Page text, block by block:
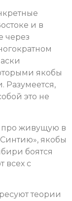
и в
через
якобы
это не
про живущую в
якобы
боятся
всех с
теории